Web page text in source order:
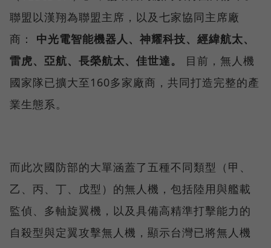
聯盟以漢翔為聯盟主席，以及七家協同主席廠
商： 中光電智能機器人、神耀科技、經緯航太、
雷虎、亞航、長榮航太、佳世達。
目前，無人機
國家隊已擴大至160多家廠商，共同打造完整的產
業生態系。
而此次國防部的大單涵蓋了五種不同類型（甲、
乙、丙、丁、戊型）的無人機，包括陸用與艦載
監偵、多軸旋翼機，以及具備高精準打擊能力的
自殺型與定翼攻擊無人機，顯示台灣已將無人機